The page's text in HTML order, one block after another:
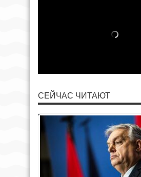
СЕЙЧАС ЧИТАЮТ